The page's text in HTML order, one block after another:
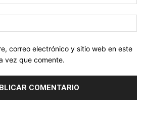
correo electrónico y sitio web en este
vez que comente.